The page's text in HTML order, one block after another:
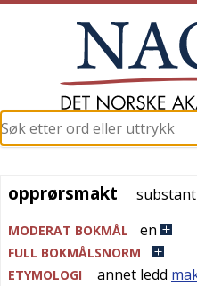
opprørsmakt
opprørsmakt
MODERAT BOKMÅL en
FULL BOKMÅLSNORM
ETYMOLOGI
annet ledd